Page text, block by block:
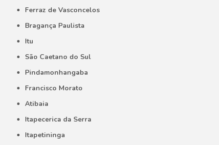
Ferraz de Vasconcelos
Bragança Paulista
Itu
São Caetano do Sul
Pindamonhangaba
Francisco Morato
Atibaia
Itapecerica da Serra
Itapetininga